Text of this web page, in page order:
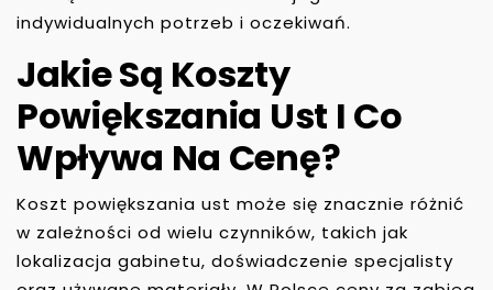
indywidualnych potrzeb i oczekiwań.
Jakie Są Koszty
Powiększania Ust I Co
Wpływa Na Cenę?
Koszt powiększania ust może się znacznie różnić
w zależności od wielu czynników, takich jak
lokalizacja gabinetu, doświadczenie specjalisty